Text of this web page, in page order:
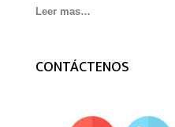
Leer mas…
CONTÁCTENOS